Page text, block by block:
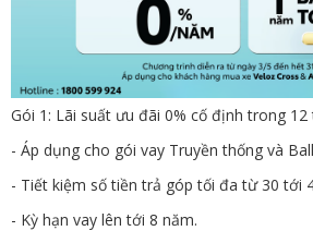
Gói 1: Lãi suất ưu đãi 0% cố định trong 12
- Áp dụng cho gói vay Truyền thống và
- Tiết kiệm số tiền trả góp tối đa từ 30 tới
- Kỳ hạn vay lên tới 8 năm.